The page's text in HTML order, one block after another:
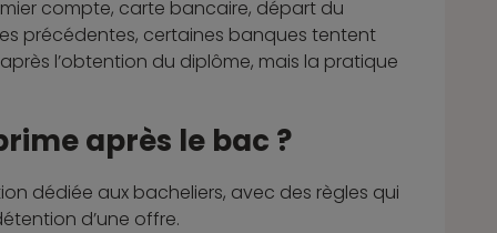
compte, carte bancaire, départ du
précédentes, certaines banques tentent
l’obtention du diplôme, mais la pratique
après le bac ?
dédiée aux bacheliers, avec des règles qui
d’une offre.